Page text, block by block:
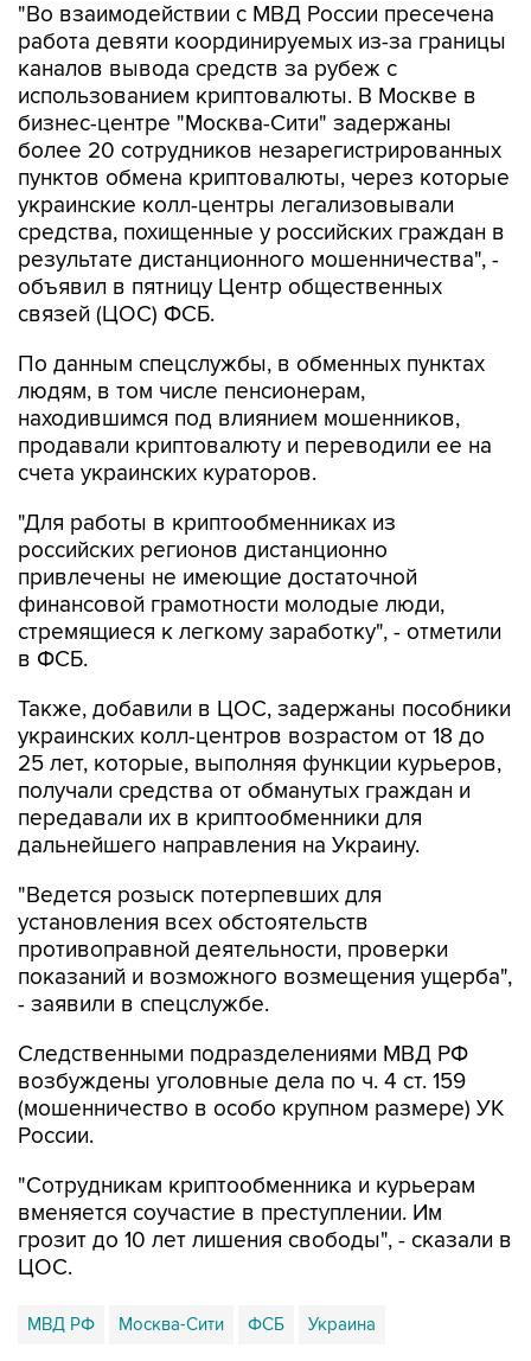
"Во взаимодействии с МВД России пресечена
работа девяти координируемых из-за границы
каналов вывода средств за рубеж с
использованием криптовалюты. В Москве в
бизнес-центре "Москва-Сити" задержаны
более 20 сотрудников незарегистрированных
пунктов обмена криптовалюты, через которые
украинские колл-центры легализовывали
средства, похищенные у российских граждан в
результате дистанционного мошенничества", -
объявил в пятницу Центр общественных
связей (ЦОС) ФСБ.
По данным спецслужбы, в обменных пунктах
людям, в том числе пенсионерам,
находившимся под влиянием мошенников,
продавали криптовалюту и переводили ее на
счета украинских кураторов.
"Для работы в криптообменниках из
российских регионов дистанционно
привлечены не имеющие достаточной
финансовой грамотности молодые люди,
стремящиеся к легкому заработку", - отметили
в ФСБ.
Также, добавили в ЦОС, задержаны пособники
украинских колл-центров возрастом от 18 до
25 лет, которые, выполняя функции курьеров,
получали средства от обманутых граждан и
передавали их в криптообменники для
дальнейшего направления на Украину.
"Ведется розыск потерпевших для
установления всех обстоятельств
противоправной деятельности, проверки
показаний и возможного возмещения ущерба",
- заявили в спецслужбе.
Следственными подразделениями МВД РФ
возбуждены уголовные дела по ч. 4 ст. 159
(мошенничество в особо крупном размере) УК
России.
"Сотрудникам криптообменника и курьерам
вменяется соучастие в преступлении. Им
грозит до 10 лет лишения свободы", - сказали в
ЦОС.
МВД РФ Москва-Сити ФСБ Украина